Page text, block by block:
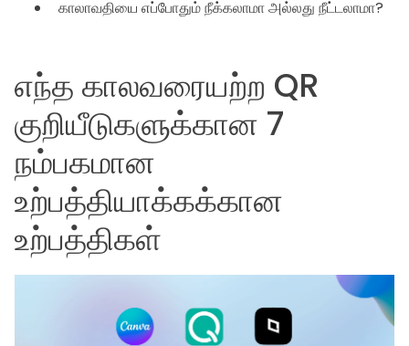
காலாவதியை எப்போதும் நீக்கலாமா அல்லது நீட்டலாமா?
எந்த காலவரையற்ற QR
குறியீடுகளுக்கான 7
நம்பகமான
உற்பத்தியாக்கக்கான
உற்பத்திகள்